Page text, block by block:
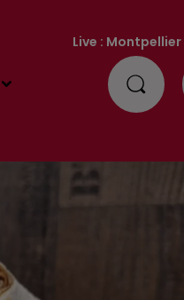
Live : Montpellier